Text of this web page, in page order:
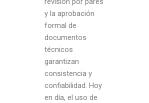
y la aprobación
formal de
documentos
técnicos
garantizan
consistencia y
confiabilidad. Hoy
en día, el uso de